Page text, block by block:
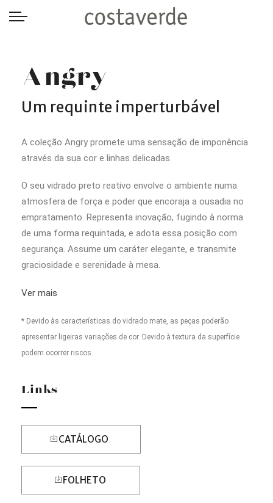
Angry
Um requinte imperturbável
A coleção Angry promete uma sensação de imponência
através da sua cor e linhas delicadas.
O seu vidrado preto reativo envolve o ambiente numa
atmosfera de força e poder que encoraja a ousadia no
empratamento. Representa inovação, fugindo à norma
de uma forma requintada, e adota essa posição com
segurança. Assume um caráter elegante, e transmite
graciosidade e serenidade à mesa.
Ver mais
* Devido às características do vidrado mate, as peças poderão
apresentar ligeiras variações de cor. Devido à textura da superfície
podem ocorrer riscos.
Links
CATÁLOGO
FOLHETO